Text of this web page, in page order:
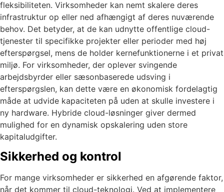
fleksibiliteten. Virksomheder kan nemt skalere deres
infrastruktur op eller ned afhængigt af deres nuværende
behov. Det betyder, at de kan udnytte offentlige cloud-
tjenester til specifikke projekter eller perioder med høj
efterspørgsel, mens de holder kernefunktionerne i et privat
miljø. For virksomheder, der oplever svingende
arbejdsbyrder eller sæsonbaserede udsving i
efterspørgslen, kan dette være en økonomisk fordelagtig
måde at udvide kapaciteten på uden at skulle investere i
ny hardware. Hybride cloud-løsninger giver dermed
mulighed for en dynamisk opskalering uden store
kapitaludgifter.
Sikkerhed og kontrol
For mange virksomheder er sikkerhed en afgørende faktor,
når det kommer til cloud-teknologi. Ved at implementere